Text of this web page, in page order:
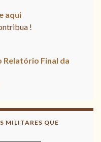
aqui
!
Relatório Final da
MILITARES QUE